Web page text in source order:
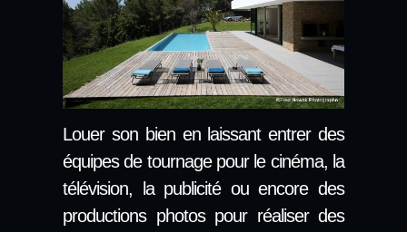
Louer son bien en laissant entrer des
équipes de tournage pour le cinéma, la
télévision, la publicité ou encore des
productions photos pour réaliser des